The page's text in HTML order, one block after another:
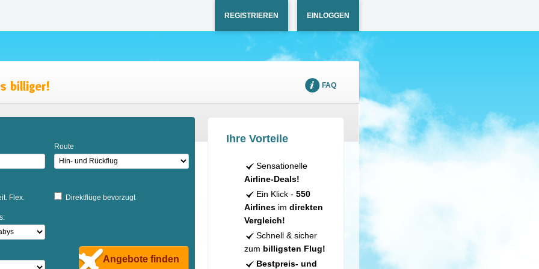
REGISTRIEREN EINLOGGEN
FAQ
Route
Flex. Direktflüge bevorzugt
Angebote finden
Ihre Vorteile
Sensationelle
Airline-Deals!
Ein Klick - 550
Airlinesim direkten
Vergleich!
Schnell & sicher
zum billigsten Flug!
Bestpreis- und